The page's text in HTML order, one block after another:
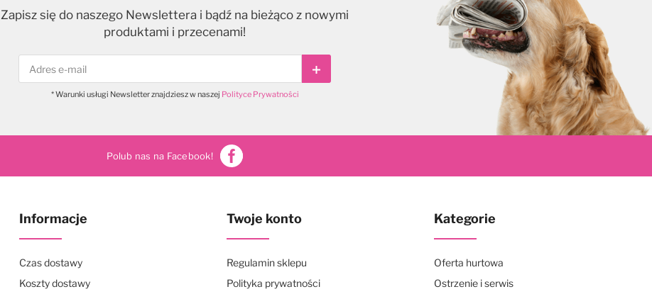
Zapisz się do naszego Newslettera i bądź na bieżąco z nowymi
produktami i przecenami!
Subskrybuj
* Warunki usługi Newsletter znajdziesz w naszej Polityce Prywatności
Polub nas na Facebook!
Informacje
Czas dostawy
Koszty dostawy
Twoje konto
Regulamin sklepu
Polityka prywatności
Kategorie
Oferta hurtowa
Ostrzenie i serwis